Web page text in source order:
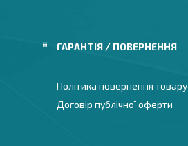
ГАРАНТІЯ / ПОВЕРНЕННЯ
Політика повернення товару
Договір публічної оферти